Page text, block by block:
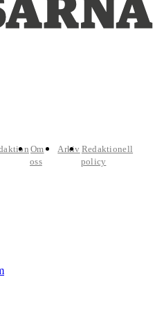
Om
oss
Arkiv Redaktionell
policy